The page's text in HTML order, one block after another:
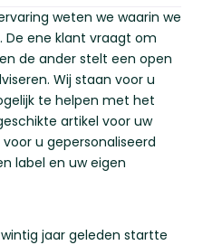
weten we waarin we
De ene klant vraagt om
de ander stelt een open
Wij staan voor u
te helpen met het
artikel voor uw
u gepersonaliseerd
label en uw eigen
jaar geleden startte